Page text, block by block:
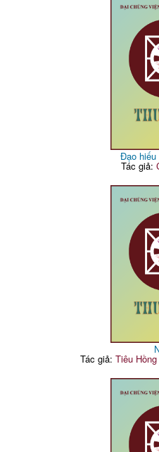
Đạo hiếu
Tác giả:
Tác giả:Tiêu